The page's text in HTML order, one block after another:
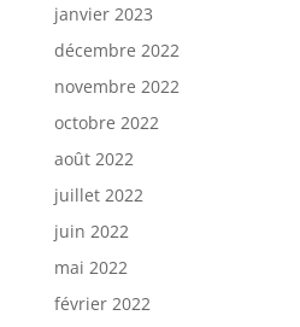
janvier 2023
décembre 2022
novembre 2022
octobre 2022
août 2022
juillet 2022
juin 2022
mai 2022
février 2022